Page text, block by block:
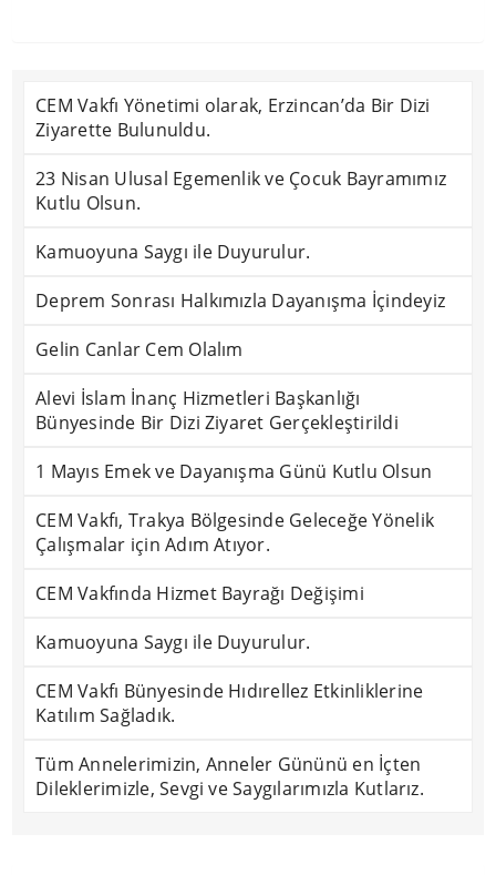
CEM Vakfı Yönetimi olarak, Erzincan’da Bir Dizi
Ziyarette Bulunuldu.
23 Nisan Ulusal Egemenlik ve Çocuk Bayramımız
Kutlu Olsun.
Kamuoyuna Saygı ile Duyurulur.
Deprem Sonrası Halkımızla Dayanışma İçindeyiz
Gelin Canlar Cem Olalım
Alevi İslam İnanç Hizmetleri Başkanlığı
Bünyesinde Bir Dizi Ziyaret Gerçekleştirildi
1 Mayıs Emek ve Dayanışma Günü Kutlu Olsun
CEM Vakfı, Trakya Bölgesinde Geleceğe Yönelik
Çalışmalar için Adım Atıyor.
CEM Vakfında Hizmet Bayrağı Değişimi
Kamuoyuna Saygı ile Duyurulur.
CEM Vakfı Bünyesinde Hıdırellez Etkinliklerine
Katılım Sağladık.
Tüm Annelerimizin, Anneler Gününü en İçten
Dileklerimizle, Sevgi ve Saygılarımızla Kutlarız.